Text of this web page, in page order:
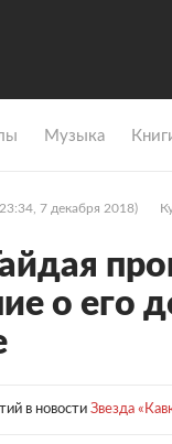
Музыка
7 декабря 2018)
о его
в новости Звезда